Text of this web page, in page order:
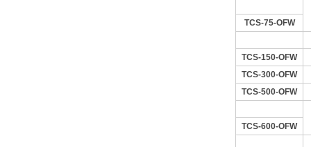
TCS-75-OFW
TCS-150-OFW
TCS-300-OFW
TCS-500-OFW
TCS-600-OFW